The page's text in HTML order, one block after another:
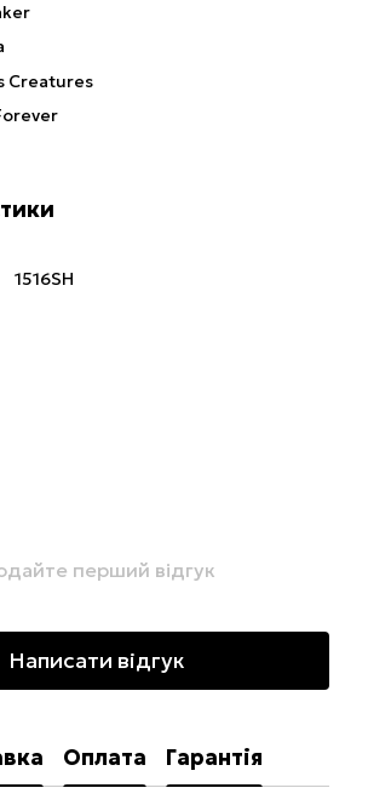
Creatures
1516SH
перший відгук
Написати відгук
Оплата Гарантія